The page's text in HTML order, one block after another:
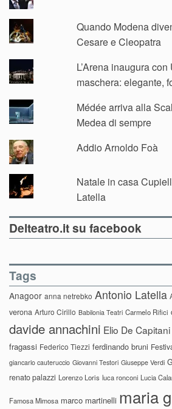
Quando Modena
Cesare e Cleopatra
L’Arena inaugura
maschera: elegante,
Médée arriva alla
Medea di sempre
Addio Arnoldo Foà
Natale in casa
Latella
Delteatro.it su facebook
Tags
Anagoor anna netrebko Antonio Latella
verona Arturo Cirillo Babilonia Teatri Carmelo Rifici
davide annachini Elio De Capitani
fragassi Federico Tiezzi ferdinando bruni
giancarlo cauteruccio Giovanni Testori Giuseppe Verdi
renato palazzi Lorenzo Loris luca ronconi Lucia
Famosa Mimosa marco martinelli maria